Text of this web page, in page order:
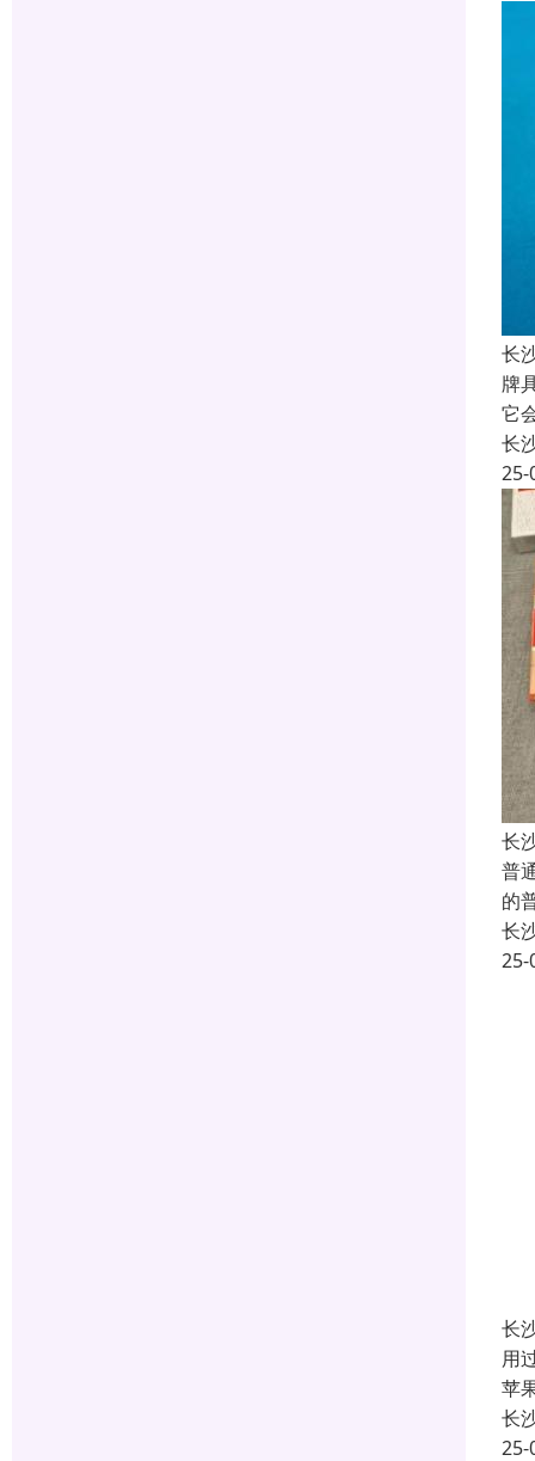
长
牌
它
长
25-
长
普
的
长
25-
长
用
苹
长
25-